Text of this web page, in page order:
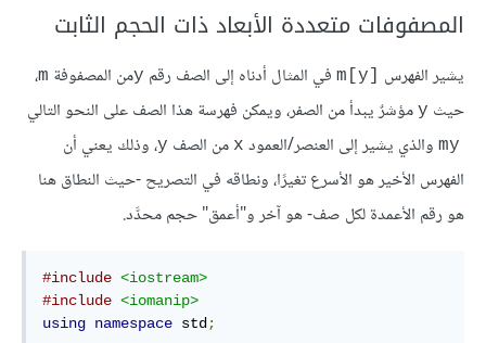
المصفوفات متعددة الأبعاد ذات الحجم الثابت
يشير الفهرس m[y]
yمن المصفوفة m،
حيث y مؤشرٌ يبدأ من الصفر، ويمكن فهرسة هذا الصف على النحو التالي
my
x من الصف y، وذلك يعني أن
الفهرس الأخير هو الأسرع تغيرًا، ونطاقه في التصريح -حيث النطاق هنا
هو رقم الأعمدة لكل صف- هو آخر و"أعمق" حجم محدَّد.
#include <iostream>
#include <iomanip>
using namespace std;